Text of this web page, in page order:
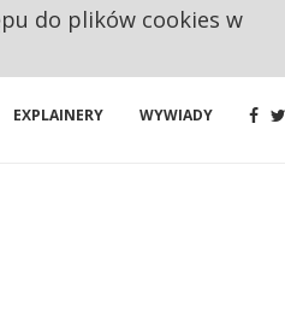
EXPLAINERY WYWIADY
do plików cookies w